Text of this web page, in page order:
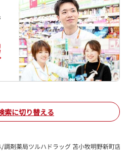
索に切り替える
調剤薬局ツルハドラッグ 苫小牧明野新町店